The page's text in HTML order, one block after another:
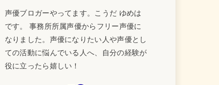
声優ブロガーやってます。こうだ ゆめは
です。 事務所所属声優からフリー声優に
なりました。声優になりたい人や声優とし
ての活動に悩んでいる人へ、自分の経験が
役に立ったら嬉しい！